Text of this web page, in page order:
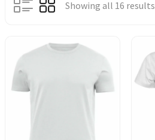
Showing all 16 results